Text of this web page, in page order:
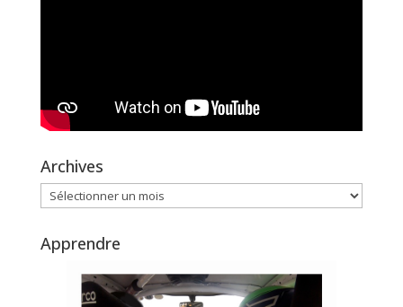
Archives
Archives
Apprendre